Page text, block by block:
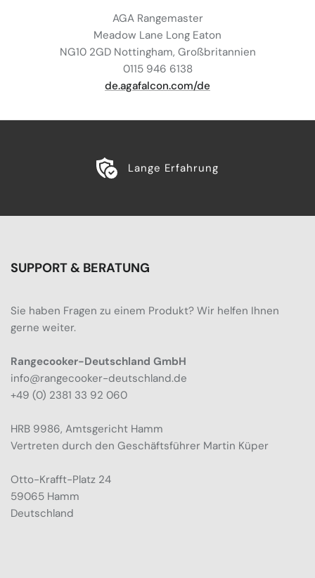
AGA Rangemaster
Meadow Lane Long Eaton
NG10 2GD Nottingham, Großbritannien
0115 946 6138
de.agafalcon.com/de
Lange Erfahrung
SUPPORT & BERATUNG
Sie haben Fragen zu einem Produkt? Wir helfen Ihnen
gerne weiter.
Rangecooker-Deutschland GmbH
info@rangecooker-deutschland.de
+49 (0) 2381 33 92 060
HRB 9986, Amtsgericht Hamm
Vertreten durch den Geschäftsführer Martin Küper
Otto-Krafft-Platz 24
59065 Hamm
Deutschland